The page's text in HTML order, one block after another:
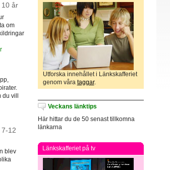
10 år
om
vill
12
blev
Utforska innehållet i Länkskafferiet
genom våra taggar.
Veckans länktips
Här hittar du de 50 senast tillkomna
länkarna
Länkskafferiet på tv